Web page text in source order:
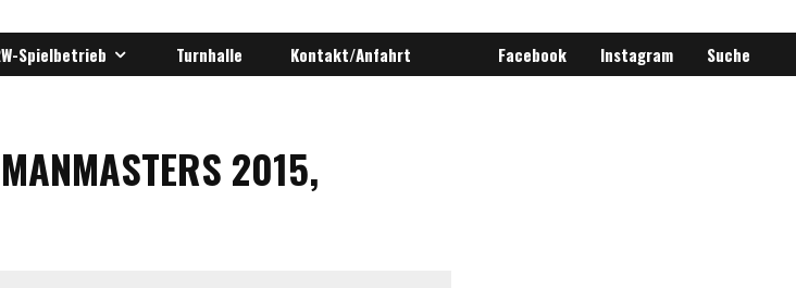
Spielbetrieb Turnhalle Kontakt/Anfahrt Facebook Instagram Suche
2015,